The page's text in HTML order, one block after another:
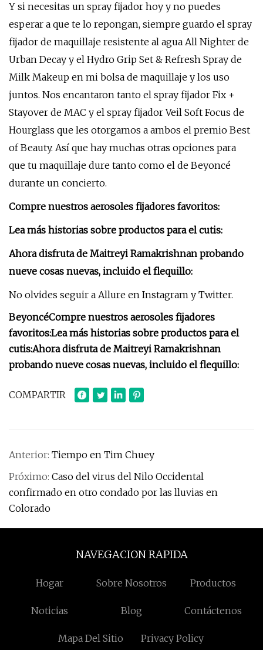
Y si necesitas un spray fijador hoy y no puedes
esperar a que te lo repongan, siempre guardo el spray
fijador de maquillaje resistente al agua All Nighter de
Urban Decay y el Hydro Grip Set & Refresh Spray de
Milk Makeup en mi bolsa de maquillaje y los uso
juntos. Nos encantaron tanto el spray fijador Fix +
Stayover de MAC y el spray fijador Veil Soft Focus de
Hourglass que les otorgamos a ambos el premio Best
of Beauty. Así que hay muchas otras opciones para
que tu maquillaje dure tanto como el de Beyoncé
durante un concierto.
Compre nuestros aerosoles fijadores favoritos:
Lea más historias sobre productos para el cutis:
Ahora disfruta de Maitreyi Ramakrishnan probando
nueve cosas nuevas, incluido el flequillo:
No olvides seguir a Allure en Instagram y Twitter.
BeyoncéCompre nuestros aerosoles fijadores
favoritos:Lea más historias sobre productos para el
cutis:Ahora disfruta de Maitreyi Ramakrishnan
probando nueve cosas nuevas, incluido el flequillo:
COMPARTIR
Anterior: Tiempo en Tim Chuey
Próximo: Caso del virus del Nilo Occidental
confirmado en otro condado por las lluvias en
Colorado
NAVEGACION RAPIDA
Hogar Sobre Nosotros Productos
Noticias Blog Contáctenos
Mapa Del Sitio Privacy Policy